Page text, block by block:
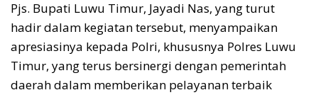
Pjs. Bupati Luwu Timur, Jayadi Nas, yang turut
hadir dalam kegiatan tersebut, menyampaikan
apresiasinya kepada Polri, khususnya Polres Luwu
Timur, yang terus bersinergi dengan pemerintah
daerah dalam memberikan pelayanan terbaik